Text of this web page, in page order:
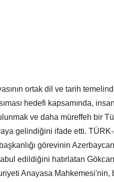
ortak dil ve tarih
hedefi kapsamında,
ve daha müreffeh bir
gelindiğini ifade etti.
görevinin
edildiğini hatırlatan
Anayasa Mahkemesi'nin,